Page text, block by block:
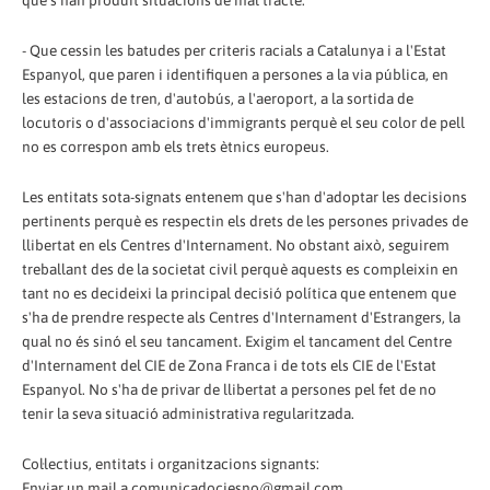
- Que cessin les batudes per criteris racials a Catalunya i a l'Estat
Espanyol, que paren i identifiquen a persones a la via pública, en
les estacions de tren, d'autobús, a l'aeroport, a la sortida de
locutoris o d'associacions d'immigrants perquè el seu color de pell
no es correspon amb els trets ètnics europeus.
Les entitats sota-signats entenem que s'han d'adoptar les decisions
pertinents perquè es respectin els drets de les persones privades de
llibertat en els Centres d'Internament. No obstant això, seguirem
treballant des de la societat civil perquè aquests es compleixin en
tant no es decideixi la principal decisió política que entenem que
s'ha de prendre respecte als Centres d'Internament d'Estrangers, la
qual no és sinó el seu tancament. Exigim el tancament del Centre
d'Internament del CIE de Zona Franca i de tots els CIE de l'Estat
Espanyol. No s'ha de privar de llibertat a persones pel fet de no
tenir la seva situació administrativa regularitzada.
Col·lectius, entitats i organitzacions signants: